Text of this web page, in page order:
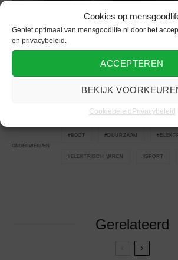
Cookies op
Geniet optimaal van mensgoodlife.nl door het
en privacybeleid.
ACCEPTEREN
BEKIJK
Cookiebeleid Privacybeleid
platform mensgoodlife.
ONDERWERPEN
BOOT DUURZAAM
ELEKTRISCH VAREN SPORT
Gerelateerd